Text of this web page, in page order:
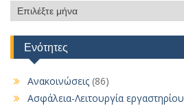
Αρχείο
αναρτήσεων
Ενότητες
Ανακοινώσεις (86)
Ασφάλεια-Λειτουργία εργαστηρίου